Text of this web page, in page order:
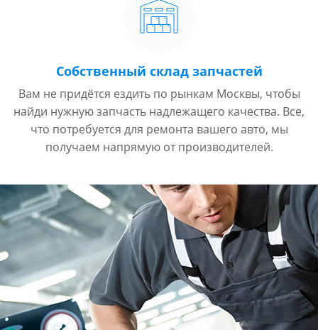
Собственный склад запчастей
Вам не придётся ездить по рынкам Москвы, чтобы
найди нужную запчасть надлежащего качества. Все,
что потребуется для ремонта вашего авто, мы
получаем напрямую от производителей.